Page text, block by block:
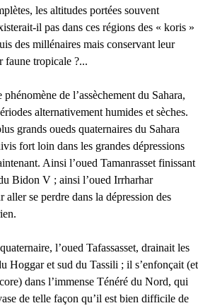
les altitudes portées souvent
il pas dans ces régions des « koris »
des millénaires mais conservant leur
faune tropicale ?...
de l’assèchement du Sahara,
alternativement humides et sèches.
grands oueds quaternaires du Sahara
fort loin dans les grandes dépressions
Ainsi l’oued Tamanrasset finissant
Bidon V ; ainsi l’oued Irrharhar
se perdre dans la dépression des
l’oued Tafassasset, drainait les
Hoggar et sud du Tassili ; il s’enfonçait (et
dans l’immense Ténéré du Nord, qui
de telle façon qu’il est bien difficile de